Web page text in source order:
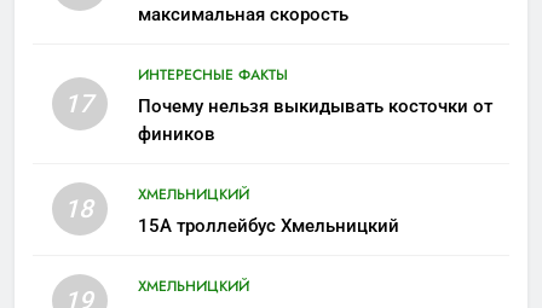
максимальная скорость
17
ИНТЕРЕСНЫЕ ФАКТЫ
Почему нельзя выкидывать косточки от
фиников
18
ХМЕЛЬНИЦКИЙ
15А троллейбус Хмельницкий
19
ХМЕЛЬНИЦКИЙ